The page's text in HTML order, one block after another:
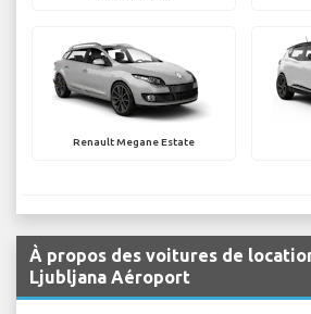
Renault Megane Estate
À propos des voitures de
Ljubljana Aéroport